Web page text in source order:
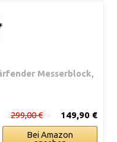
Messerblock,
149,90 €
299,00 €
Bei Amazon